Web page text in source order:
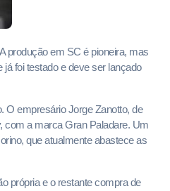
produção em SC é pioneira, mas
foi testado e deve ser lançado
O empresário Jorge Zanotto, de
com a marca Gran Paladare. Um
que atualmente abastece as
própria e o restante compra de